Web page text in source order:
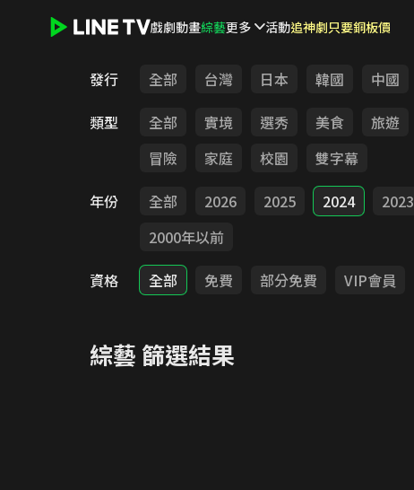
戲劇動畫綜藝更多 活動追神劇只要銅板價
發行 全部 台灣 日本 韓國 中國
類型
全部 實境 選秀 美食 旅遊
冒險
家庭 校園
雙字幕
年份
全部 2026 2025 2024 2023
2000年以前
資格
全部 免費 部分免費 VIP會員
綜藝 篩選結果